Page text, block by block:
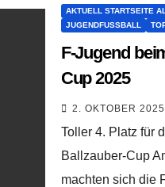
AKTUELL STARTSEITE
JUGENDFUSSBALL
F-Jugend
Cup 2025
2. OKTOBER 2025
Toller 4. Platz für
Ballzauber-Cup
machten sich die